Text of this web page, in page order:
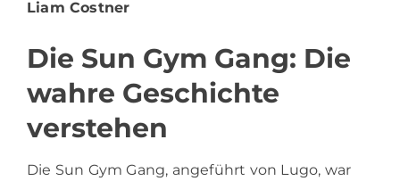
Liam Costner
Die Sun Gym Gang: Die
wahre Geschichte
verstehen
Die Sun Gym Gang, angeführt von Lugo, war